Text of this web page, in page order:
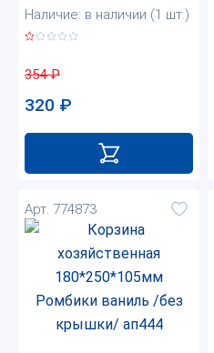
Наличие: в наличии (1 шт.)
354₽
320 ₽
Арт. 774873